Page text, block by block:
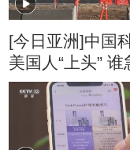
[今日亚洲]中国
美国人“上头” 谁
了？